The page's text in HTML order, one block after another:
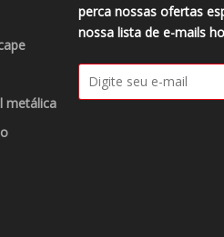
metálica
perca nossas ofertas
nossa lista de e-mails